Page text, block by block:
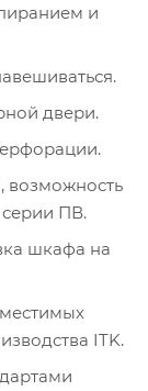
и
двери.
возможность
серии ПВ.
шкафа на
ITK.